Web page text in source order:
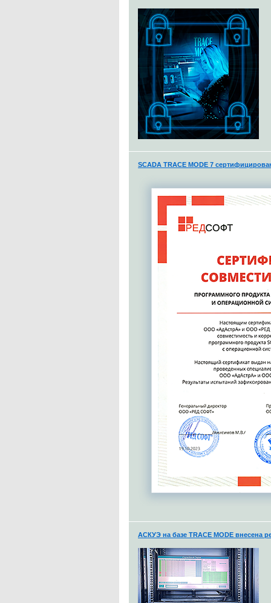
SCADA TRACE MODE 7
АСКУЭ на базе TRACE MODE внесена